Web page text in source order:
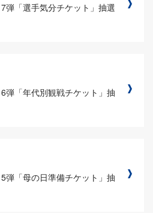
弾「選手気分チケット」抽選
弾「年代別観戦チケット」抽
弾「母の日準備チケット」抽